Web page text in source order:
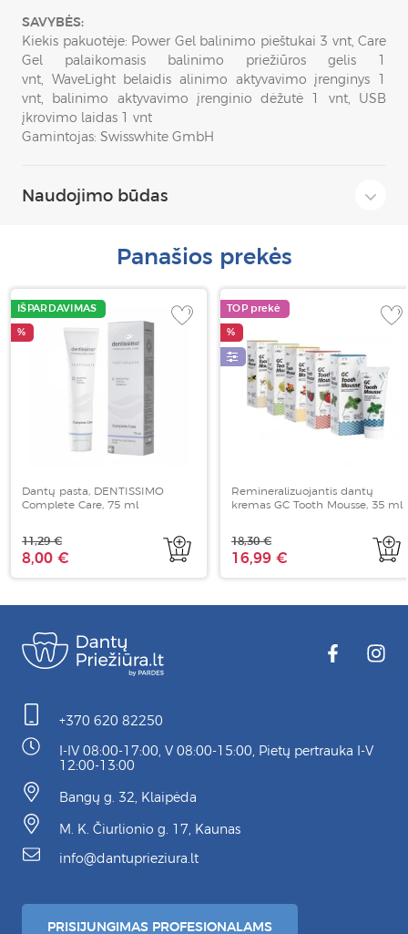
SAVYBĖS:
Kiekis pakuotėje: Power Gel balinimo pieštukai 3 vnt, Care
Gel palaikomasis balinimo priežiūros gelis 1
vnt, WaveLight belaidis alinimo aktyvavimo įrenginys 1
vnt, balinimo aktyvavimo įrenginio dėžutė 1 vnt, USB
įkrovimo laidas 1 vnt
Gamintojas: Swisswhite GmbH
Naudojimo būdas
Panašios prekės
IŠPARDAVIMAS
%
Dantų pasta, DENTISSIMO
Complete Care, 75 ml
8,00 €
11,29 €
TOP prekė
%
Remineralizuojantis dantų
kremas GC Tooth Mousse, 35 ml
16,99 €
18,30 €
+370 620 82250
I-IV 08:00-17:00, V 08:00-15:00, Pietų pertrauka I-V
12:00-13:00
Bangų g. 32, Klaipėda
M. K. Čiurlionio g. 17, Kaunas
info@dantuprieziura.lt
PRISIJUNGIMAS PROFESIONALAMS